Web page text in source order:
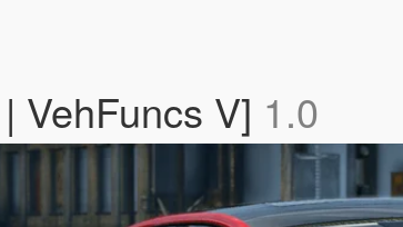
VehFuncs V] 1.0